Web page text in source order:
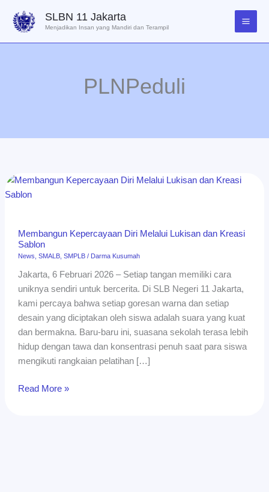
konten
SLBN 11 Jakarta
Menjadikan Insan yang Mandiri dan Terampil
PLNPeduli
Membangun Kepercayaan Diri Melalui Lukisan dan Kreasi
Sablon
News SMALB, SMPLB/ Darma Kusumah
Jakarta, 6 Februari 2026 – Setiap tangan memiliki cara
uniknya sendiri untuk bercerita. Di SLB Negeri 11 Jakarta,
kami percaya bahwa setiap goresan warna dan setiap
desain yang diciptakan oleh siswa adalah suara yang kuat
dan bermakna. Baru-baru ini, suasana sekolah terasa lebih
hidup dengan tawa dan konsentrasi penuh saat para siswa
mengikuti rangkaian pelatihan […]
Membangun
Kepercayaan
Lukisan
dan
Sablon
Read More »